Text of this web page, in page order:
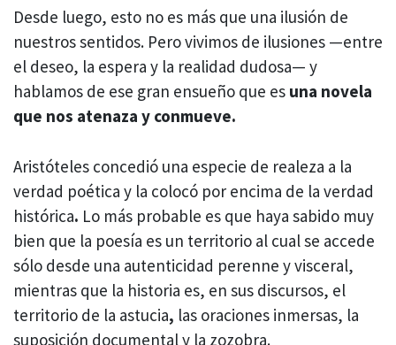
Desde luego, esto no es más que una ilusión de
nuestros sentidos. Pero vivimos de ilusiones —entre
el deseo, la espera y la realidad dudosa— y
hablamos de ese gran ensueño que es una novela
que nos atenaza y conmueve.
Aristóteles concedió una especie de realeza a la
verdad poética y la colocó por encima de la verdad
histórica. Lo más probable es que haya sabido muy
bien que la poesía es un territorio al cual se accede
sólo desde una autenticidad perenne y visceral,
mientras que la historia es, en sus discursos, el
territorio de la astucia, las oraciones inmersas, la
suposición documental y la zozobra.